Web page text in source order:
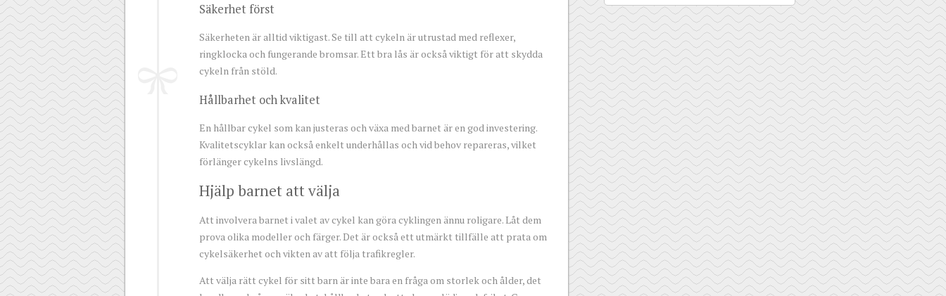
Säkerhet först
Säkerheten är alltid viktigast. Se till att cykeln är utrustad med reflexer,
ringklocka och fungerande bromsar. Ett bra lås är också viktigt för att skydda
cykeln från stöld.
Hållbarhet och kvalitet
En hållbar cykel som kan justeras och växa med barnet är en god investering.
Kvalitetscyklar kan också enkelt underhållas och vid behov repareras, vilket
förlänger cykelns livslängd.
Hjälp barnet att välja
Att involvera barnet i valet av cykel kan göra cyklingen ännu roligare. Låt dem
prova olika modeller och färger. Det är också ett utmärkt tillfälle att prata om
cykelsäkerhet och vikten av att följa trafikregler.
Att välja rätt cykel för sitt barn är inte bara en fråga om storlek och ålder, det